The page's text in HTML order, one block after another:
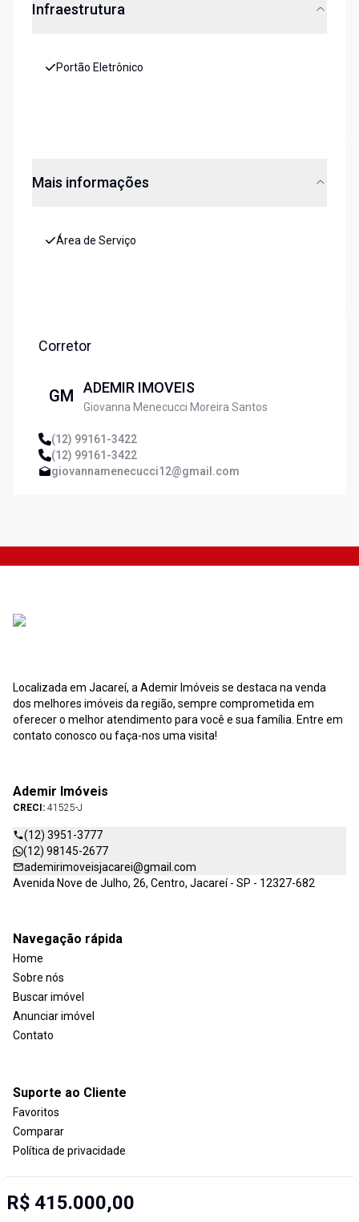
Infraestrutura
Portão Eletrônico
Mais informações
Área de Serviço
Corretor
GM ADEMIR IMOVEIS
Giovanna Menecucci Moreira Santos
(12) 99161-3422
(12) 99161-3422
giovannamenecucci12@gmail.com
R$ 415.000,00
Localizada em Jacareí, a Ademir Imóveis se destaca na venda
dos melhores imóveis da região, sempre comprometida em
oferecer o melhor atendimento para você e sua família. Entre em
contato conosco ou faça-nos uma visita!
Ademir Imóveis
CRECI: 41525-J
(12) 3951-3777
(12) 98145-2677
ademirimoveisjacarei@gmail.com
Avenida Nove de Julho, 26, Centro, Jacareí - SP - 12327-682
Navegação rápida
Home
Sobre nós
Buscar imóvel
Anunciar imóvel
Contato
Suporte ao Cliente
Favoritos
Comparar
Política de privacidade